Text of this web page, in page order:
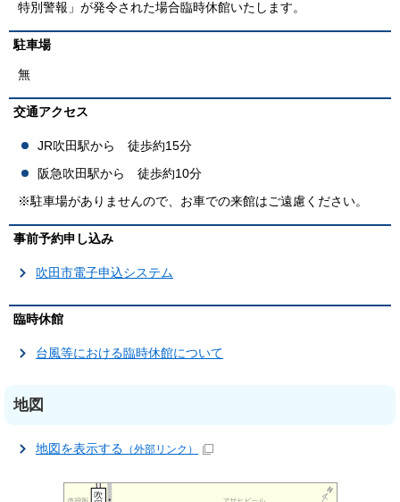
特別警報」が発令された場合臨時休館いたします。
駐車場
無
交通アクセス
JR吹田駅から 徒歩約15分
阪急吹田駅から 徒歩約10分
※駐車場がありませんので、お車での来館はご遠慮ください。
事前予約申し込み
吹田市電子申込システム
臨時休館
台風等における臨時休館について
地図
地図を表示する （外部リンク）